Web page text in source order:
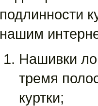
подлинности
нашим
Нашивки
тремя
куртки;